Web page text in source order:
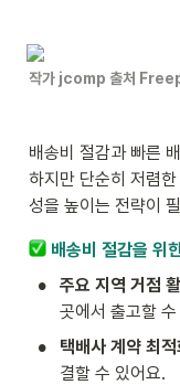
작가 jcomp 출처
배송비 절감과 빠른
하지만 단순히 저렴
성을 높이는 전략이
배송비 절감을 위
• 주요 지역 거점
곳에서 출고할
• 택배사 계약 최
결할 수 있어요.